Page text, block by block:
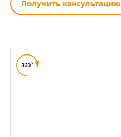
Получить консультацию